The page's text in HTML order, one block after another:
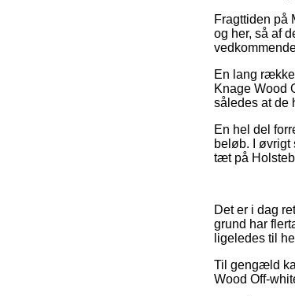
Fragttiden på
og her, så af
En lang
Knage Wood
således at de
En hel del
beløb. I øvrigt
tæt på
Det er i dag
grund har
ligeledes til
Til gengæld
Wood Off-